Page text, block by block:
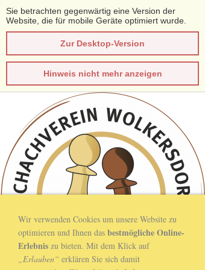
Sie betrachten gegenwärtig eine Version der
Website, die für mobile Geräte optimiert wurde.
Zur Desktop-Version
Hinweis nicht mehr anzeigen
Wir verwenden Cookies um unsere Website zu
optimieren und Ihnen das bestmögliche Online-
Erlebnis zu bieten. Mit dem Klick auf
„Erlauben“ erklären Sie sich damit